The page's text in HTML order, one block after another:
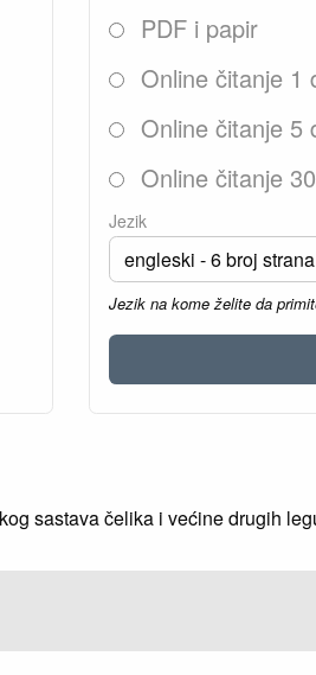
PDF i papir
Online čitanje 1
Online čitanje 5
Online čitanje
Jezik
Jezik na kome želite da
sastava čelika i većine drugih